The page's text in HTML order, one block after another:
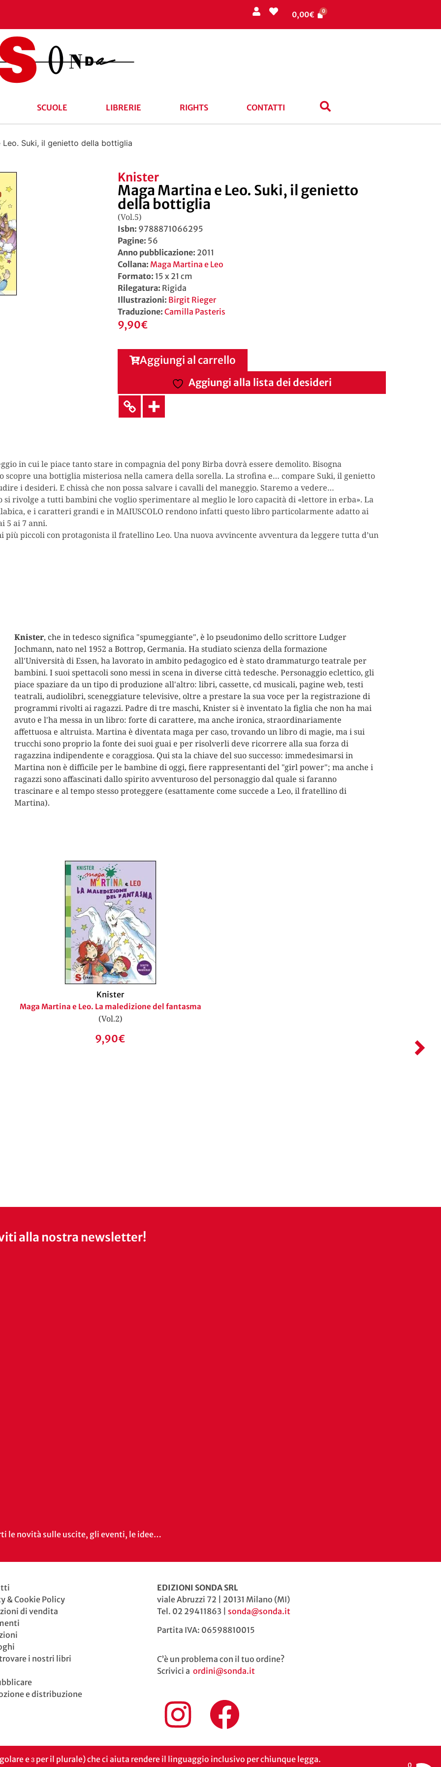
0,00€
SCUOLE LIBRERIE RIGHTS CONTATTI
Suki, il genietto della bottiglia
Knister
Maga Martina e Leo. Suki, il genietto
della bottiglia
(Vol.5)
Isbn: 9788871066295
Pagine: 56
Anno pubblicazione: 2011
Collana: Maga Martina e Leo
Formato: 15 x 21 cm
Rilegatura: Rigida
Illustrazioni: Birgit Rieger
Traduzione: Camilla Pasteris
9,90€
Aggiungi al carrello
Aggiungi alla lista dei desideri
in cui le piace tanto stare in compagnia del pony Birba dovrà essere demolito. Bisogna
una bottiglia misteriosa nella camera della sorella. La strofina e… compare Suki, il genietto
i desideri. E chissà che non possa salvare i cavalli del maneggio. Staremo a vedere…
rivolge a tutti bambini che voglio sperimentare al meglio le loro capacità di «lettore in erba». La
e i caratteri grandi e in MAIUSCOLO rendono infatti questo libro particolarmente adatto ai
5 ai 7 anni.
piccoli con protagonista il fratellino Leo. Una nuova avvincente avventura da leggere tutta d’un
Knister, che in tedesco significa "spumeggiante", è lo pseudonimo dello scrittore Ludger
Jochmann, nato nel 1952 a Bottrop, Germania. Ha studiato scienza della formazione
all'Università di Essen, ha lavorato in ambito pedagogico ed è stato drammaturgo teatrale per
bambini. I suoi spettacoli sono messi in scena in diverse città tedesche. Personaggio eclettico, gli
piace spaziare da un tipo di produzione all'altro: libri, cassette, cd musicali, pagine web, testi
teatrali, audiolibri, sceneggiature televisive, oltre a prestare la sua voce per la registrazione di
programmi rivolti ai ragazzi. Padre di tre maschi, Knister si è inventato la figlia che non ha mai
avuto e l'ha messa in un libro: forte di carattere, ma anche ironica, straordinariamente
affettuosa e altruista. Martina è diventata maga per caso, trovando un libro di magie, ma i sui
trucchi sono proprio la fonte dei suoi guai e per risolverli deve ricorrere alla sua forza di
ragazzina indipendente e coraggiosa. Qui sta la chiave del suo successo: immedesimarsi in
Martina non è difficile per le bambine di oggi, fiere rappresentanti del "girl power"; ma anche i
ragazzi sono affascinati dallo spirito avventuroso del personaggio dal quale si faranno
trascinare e al tempo stesso proteggere (esattamente come succede a Leo, il fratellino di
Martina).
Knister
Maga Martina e Leo. La maledizione del fantasma
(Vol.2)
9,90€ Aggiungi
alla nostra newsletter!
le novità sulle uscite, gli eventi, le idee…
& Cookie Policy
di vendita
i nostri libri
e distribuzione
EDIZIONI SONDA SRL
viale Abruzzi 72 | 20131 Milano (MI)
Tel. 02 29411863 | sonda@sonda.it
Partita IVA: 06598810015
C’è un problema con il tuo ordine?
Scrivici a ordini@sonda.it
e ɜ per il plurale) che ci aiuta rendere il linguaggio inclusivo per chiunque legga.
0